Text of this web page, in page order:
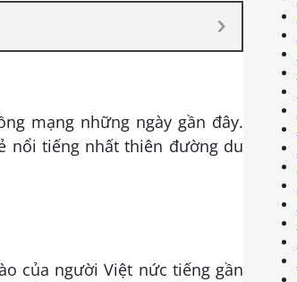
mạng những ngày gần đây.
nổi tiếng nhất thiên đường du
của người Việt nức tiếng gần